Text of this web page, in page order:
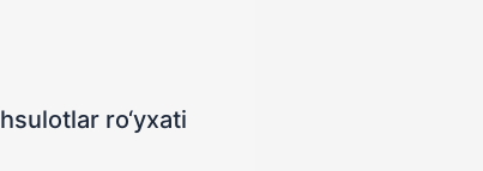
ro‘yxati